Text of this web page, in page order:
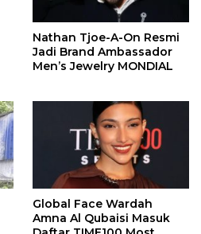
Nathan Tjoe-A-On Resmi
Jadi Brand Ambassador
Men’s Jewelry MONDIAL
Global Face Wardah
Amna Al Qubaisi Masuk